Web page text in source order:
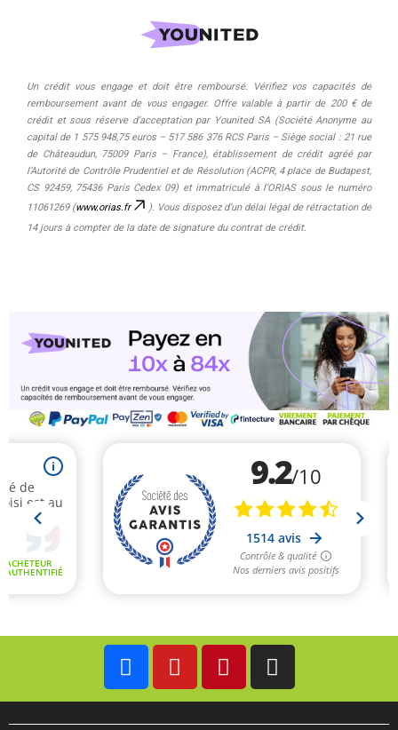
Un crédit vous engage et doit être remboursé. Vérifiez vos capacités de
remboursement avant de vous engager. Offre valable à partir de 200 € de
crédit et sous réserve d’acceptation par Younited SA (Société Anonyme au
capital de 1 575 948,75 euros – 517 586 376 RCS Paris – Siège social : 21 rue
de Châteaudun, 75009 Paris – France), établissement de crédit agréé par
l’Autorité de Contrôle Prudentiel et de Résolution (ACPR, 4 place de Budapest,
CS 92459, 75436 Paris Cedex 09) et immatriculé à l’ORIAS sous le numéro
11061269 (www.orias.fr
). Vous disposez d’un délai légal de rétractation de
14 jours à compter de la date de signature du contrat de crédit.